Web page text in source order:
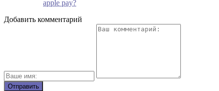
apple pay?
Добавить комментарий